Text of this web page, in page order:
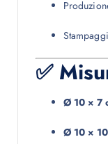
✅
Ø 10 × 7
Ø 10 ×